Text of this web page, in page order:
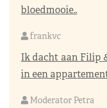
bloedmooie..
frankvc
Ik dacht aan Filip
in een
Moderator Petra